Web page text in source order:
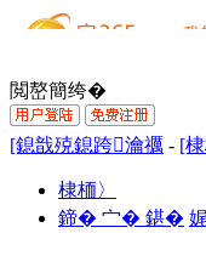
閲嶅簡绔�
[鎴戠殑鎴跨瀹禲 - [
棣栭〉
鍗� 宀� 鍖�